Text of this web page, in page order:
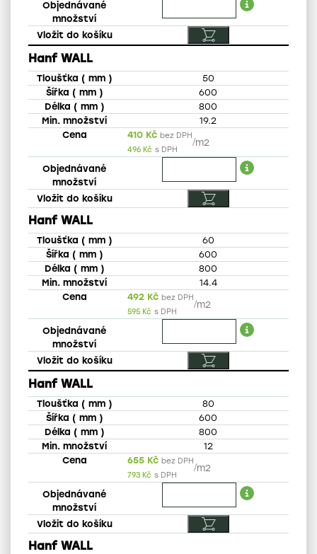
Hanf WALL
50
600
800
19.2
410 Kč bez DPH
496 Kč s DPH
/m2
Hanf WALL
60
600
800
14.4
492 Kč bez DPH
595 Kč s DPH
/m2
Hanf WALL
80
600
800
12
655 Kč bez DPH
793 Kč s DPH
/m2
Hanf WALL